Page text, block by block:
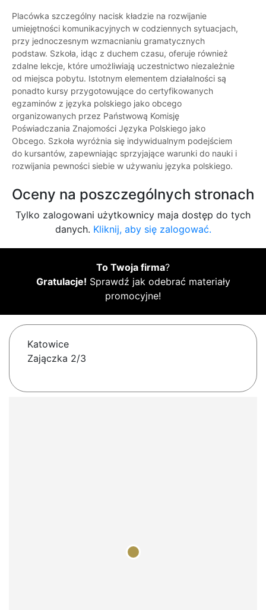
Placówka szczególny nacisk kładzie na rozwijanie
umiejętności komunikacyjnych w codziennych sytuacjach,
przy jednoczesnym wzmacnianiu gramatycznych
podstaw. Szkoła, idąc z duchem czasu, oferuje również
zdalne lekcje, które umożliwiają uczestnictwo niezależnie
od miejsca pobytu. Istotnym elementem działalności są
ponadto kursy przygotowujące do certyfikowanych
egzaminów z języka polskiego jako obcego
organizowanych przez Państwową Komisję
Poświadczania Znajomości Języka Polskiego jako
Obcego. Szkoła wyróżnia się indywidualnym podejściem
do kursantów, zapewniając sprzyjające warunki do nauki i
rozwijania pewności siebie w używaniu języka polskiego.
Oceny na poszczególnych stronach
Tylko zalogowani użytkownicy maja dostęp do tych
danych. Kliknij, aby się zalogować.
To Twoja firma?
Gratulacje! Sprawdź jak odebrać materiały
promocyjne!
Katowice
Zajączka 2/3